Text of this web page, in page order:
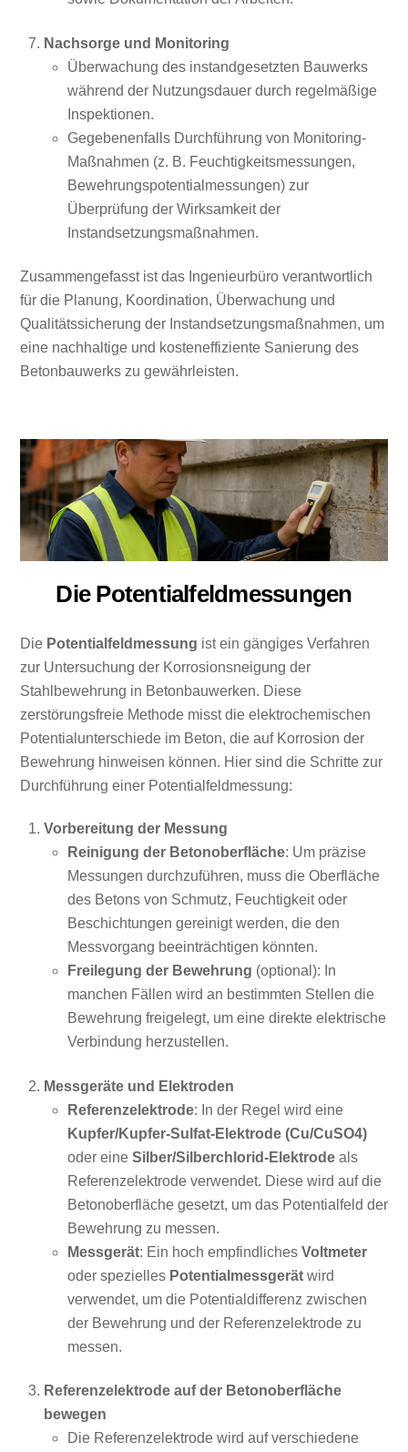
Nachsorge und Monitoring
Überwachung des instandgesetzten Bauwerks
während der Nutzungsdauer durch regelmäßige
Inspektionen.
Gegebenenfalls Durchführung von Monitoring-
Maßnahmen (z. B. Feuchtigkeitsmessungen,
Bewehrungspotentialmessungen) zur
Überprüfung der Wirksamkeit der
Instandsetzungsmaßnahmen.
Zusammengefasst ist das Ingenieurbüro verantwortlich
für die Planung, Koordination, Überwachung und
Qualitätssicherung der Instandsetzungsmaßnahmen, um
eine nachhaltige und kosteneffiziente Sanierung des
Betonbauwerks zu gewährleisten.
Die Potentialfeldmessungen
Die Potentialfeldmessung ist ein gängiges Verfahren
zur Untersuchung der Korrosionsneigung der
Stahlbewehrung in Betonbauwerken. Diese
zerstörungsfreie Methode misst die elektrochemischen
Potentialunterschiede im Beton, die auf Korrosion der
Bewehrung hinweisen können. Hier sind die Schritte zur
Durchführung einer Potentialfeldmessung:
Vorbereitung der Messung
Reinigung der Betonoberfläche: Um präzise
Messungen durchzuführen, muss die Oberfläche
des Betons von Schmutz, Feuchtigkeit oder
Beschichtungen gereinigt werden, die den
Messvorgang beeinträchtigen könnten.
Freilegung der Bewehrung (optional): In
manchen Fällen wird an bestimmten Stellen die
Bewehrung freigelegt, um eine direkte elektrische
Verbindung herzustellen.
Messgeräte und Elektroden
Referenzelektrode: In der Regel wird eine
Kupfer/Kupfer-Sulfat-Elektrode (Cu/CuSO4)
oder eine Silber/Silberchlorid-Elektrodeals
Referenzelektrode verwendet. Diese wird auf die
Betonoberfläche gesetzt, um das Potentialfeld der
Bewehrung zu messen.
Messgerät: Ein hoch empfindliches Voltmeter
oder spezielles Potentialmessgerätwird
verwendet, um die Potentialdifferenz zwischen
der Bewehrung und der Referenzelektrode zu
messen.
Referenzelektrode auf der Betonoberfläche
bewegen
Die Referenzelektrode wird auf verschiedene